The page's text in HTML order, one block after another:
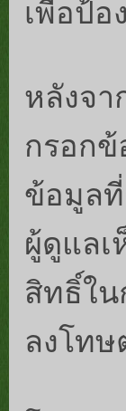
เพื่อป้
หลังจ
กรอก
ข้อมูลที่
ผู้ดูแลเ
สิทธิ์ใน
ลงโท